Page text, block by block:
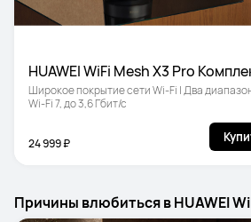
HUAWEI WiFi Mesh X3 Pro
Широкое покрытие сети Wi-Fi | Два
Wi-Fi 7, до 3,6 Гбит/с
24 999 ₽
Причины влюбиться в HUAWEI